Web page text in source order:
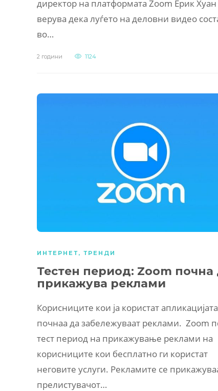
директор на платформата Zoom Ерик Хуан
верува дека луѓето на деловни видео
во…
2 години 1124
ИНТЕРНЕТ, ТРЕНДИ
Тестен период: Zoom почна
прикажува реклами
Корисниците кои ја користат
почнаа да забележуваат реклами. Zoom
тест период на прикажување реклами на
корисниците кои бесплатно ги користат
неговите услуги. Рекламите се
прелистувачот…